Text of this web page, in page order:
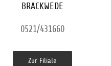
BRACKWEDE
0521/431660
Zur Filiale